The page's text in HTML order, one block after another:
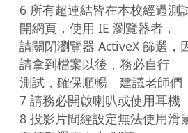
6 所有超連結皆在本校經過測
開網頁，使用 IE 瀏覽器者，
請關閉瀏覽器 ActiveX 篩選，
請拿到檔案以後，務必自行
測試，確保順暢。建議老師們
7 請務必開啟喇叭或使用耳機
8 投影片間經設定無法使用滑